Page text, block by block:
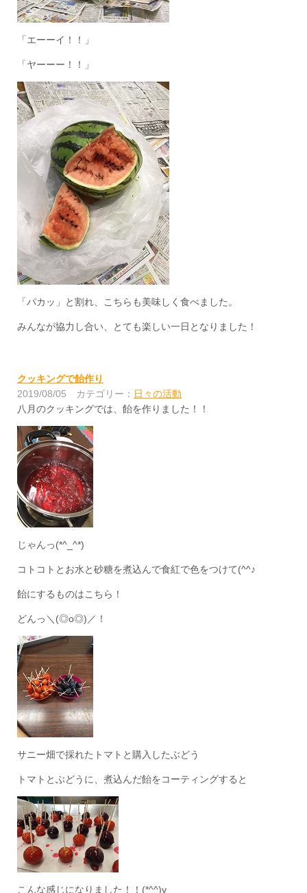
「エーーイ！！」
「ヤーーー！！」
「パカッ」と割れ、こちらも美味しく食べました。
みんなが協力し合い、とても楽しい一日となりました！
クッキングで飴作り
2019/08/05
カテゴリー： 日々の活動
八月のクッキングでは、飴を作りました！！
じゃんっ(*^_^*)
コトコトとお水と砂糖を煮込んで食紅で色をつけて(^^♪
飴にするものはこちら！
どんっ＼(◎o◎)／！
サニー畑で採れたトマトと購入したぶどう
トマトとぶどうに、煮込んだ飴をコーティングすると
こんな感じになりました！！(*^^)v